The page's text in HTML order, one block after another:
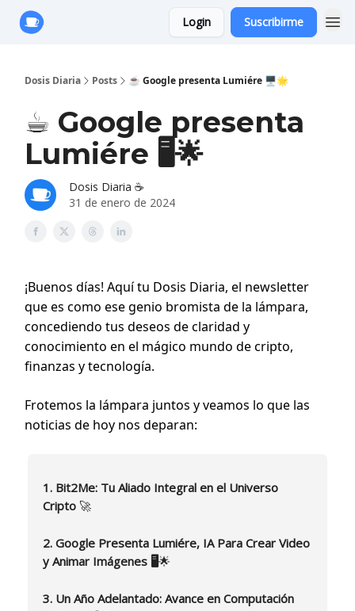
Login Suscribirme
Dosis Diaria Posts ☕️ Google presenta Lumiére 🖥️🌟
☕️ Google presenta
Lumiére 🖥️🌟
Dosis Diaria ☕️
31 de enero de 2024
¡Buenos días! Aquí tu Dosis Diaria, el newsletter
que es como ese genio bromista de la lámpara,
concediendo tus deseos de claridad y
conocimiento en el mágico mundo de cripto,
finanzas y tecnología.
Frotemos la lámpara juntos y veamos lo que las
noticias de hoy nos deparan:
1. Bit2Me: Tu Aliado Integral en el Universo
Cripto 🚀
2. Google Presenta Lumiére, IA Para Crear Video
y Animar Imágenes 🖥️🌟
3. Un Año Adelantado: Avance en Computación